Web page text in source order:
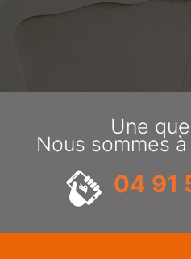
Une
Nous sommes
04 91